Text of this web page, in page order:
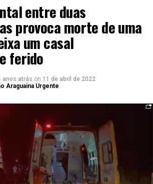
entre duas
provoca morte de uma
um casal
ferido
anos atrás on 11 de abril de 2022
Araguaina Urgente